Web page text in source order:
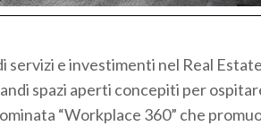
servizi e investimenti nel Real
spazi aperti concepiti per
“Workplace 360” che